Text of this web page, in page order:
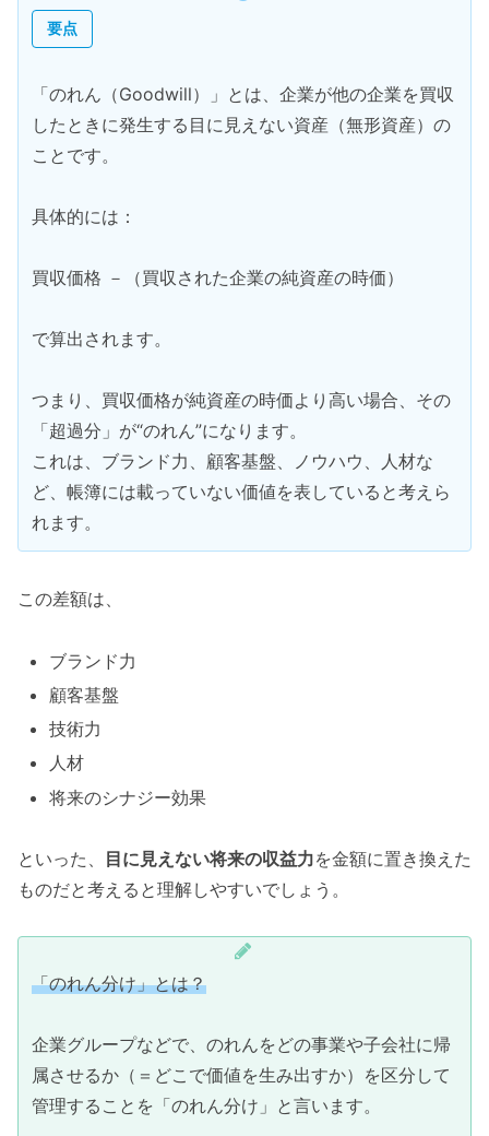
要点
「のれん（Goodwill）」とは、企業が他の企業を買収
したときに発生する目に見えない資産（無形資産）の
ことです。
具体的には：
買収価格 －（買収された企業の純資産の時価）
で算出されます。
つまり、買収価格が純資産の時価より高い場合、その
「超過分」が“のれん”になります。
これは、ブランド力、顧客基盤、ノウハウ、人材な
ど、帳簿には載っていない価値を表していると考えら
れます。
この差額は、
ブランド力
顧客基盤
技術力
人材
将来のシナジー効果
といった、 目に見えない将来の収益力を金額に置き換えた
ものだと考えると理解しやすいでしょう。
「のれん分け」とは？
企業グループなどで、のれんをどの事業や子会社に帰
属させるか（＝どこで価値を生み出すか）を区分して
管理することを「のれん分け」と言います。